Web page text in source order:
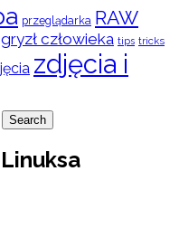
przeglądarka RAW
człowieka tips tricks
zdjęcia i
Search